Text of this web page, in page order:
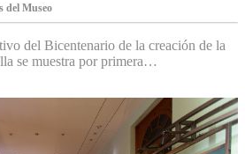
del Museo‌
del Bicentenario de la creación de la
se muestra por primera…